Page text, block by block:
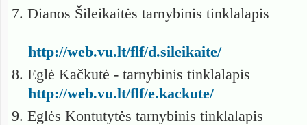
7. Dianos Šileikaitės tarnybinis tinklalapis
http://web.vu.lt/flf/d.sileikaite/
8. Eglė Kačkutė - tarnybinis tinklalapis
http://web.vu.lt/flf/e.kackute/
9. Eglės Kontutytės tarnybinis tinklalapis